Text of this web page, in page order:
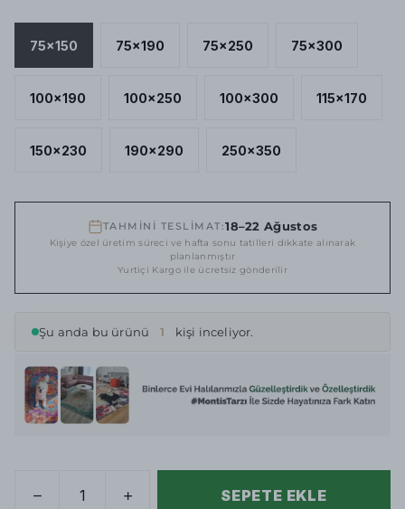
75x150 75x190 75x250 75x300
100x190 100x250 100x300 115x170
150x230 190x290 250x350
TAHMİNİ TESLİMAT:18–22 Ağustos
Kişiye özel üretim süreci ve hafta sonu tatilleri dikkate alınarak
planlanmıştır
Yurtiçi Kargo ile ücretsiz gönderilir
Şu anda bu ürünü 1 kişi inceliyor.
SEPETE EKLE